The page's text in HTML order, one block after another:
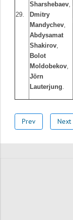
29.
Sharshebaev,
Dmitry
Mandychev,
Abdysamat
Shakirov,
Bolot
Moldobekov,
Jörn
Lauterjung.
Prev Next